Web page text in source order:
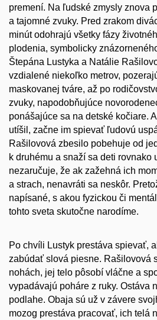
premení. Na ľudské zmysly znova
a tajomné zvuky. Pred zrakom
minút odohrajú všetky fázy
plodenia, symbolicky
Štepána Lustyka a Natálie
vzdialené niekoľko metrov,
maskovanej tváre, až po
zvuky, napodobňujúce
ponášajúce sa na detské kočiare.
utíšil, začne im spievať ľudovú
Rašilovová zbesilo pobehuje od
k druhému a snaží sa deti rovnako
nezaručuje, že ak zažehná ich
a strach, nenavráti sa neskôr.
napísané, s akou fyzickou či
tohto sveta skutočne narodíme.
Po chvíli Lustyk prestáva spievať,
zabúdať slová piesne. Rašilovová
nohách, jej telo pôsobí vláčne a
vypadávajú poháre z ruky. Ostáva
podlahe. Obaja sú už v závere
mozog prestáva pracovať, ich telá